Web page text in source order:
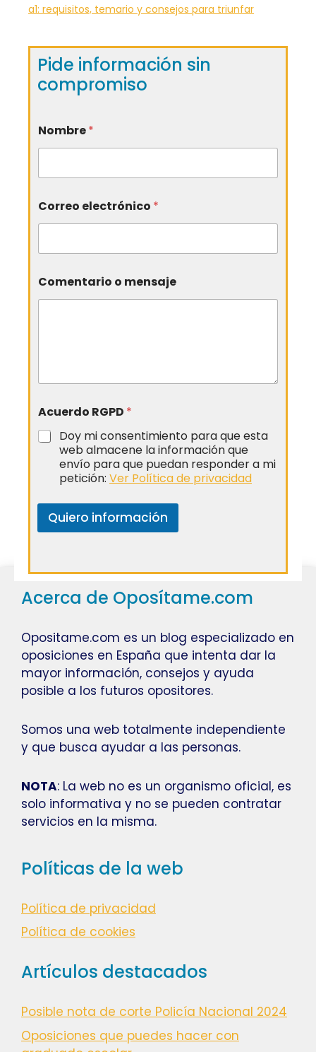
a1: requisitos, temario y consejos para triunfar
Pide información sin
compromiso
Nombre*
Correo electrónico *
Comentario o mensaje
Acuerdo RGPD *
Doy mi consentimiento para que esta
web almacene la información que
envío para que puedan responder a mi
petición: Ver Política de privacidad
Quiero información
Acerca de Oposítame.com
Opositame.com es un blog especializado en
oposiciones en España que intenta dar la
mayor información, consejos y ayuda
posible a los futuros opositores.
Somos una web totalmente independiente
y que busca ayudar a las personas.
NOTA: La web no es un organismo oficial, es
solo informativa y no se pueden contratar
servicios en la misma.
Políticas de la web
Política de privacidad
Política de cookies
Artículos destacados
Posible nota de corte Policía Nacional 2024
Oposiciones que puedes hacer con